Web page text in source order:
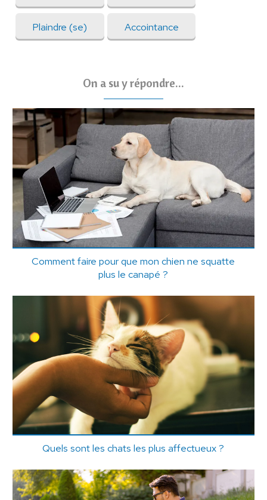
Plaindre (se) Accointance
On a su y répondre...
Comment faire pour que mon chien ne squatte
plus le canapé ?
Quels sont les chats les plus affectueux ?